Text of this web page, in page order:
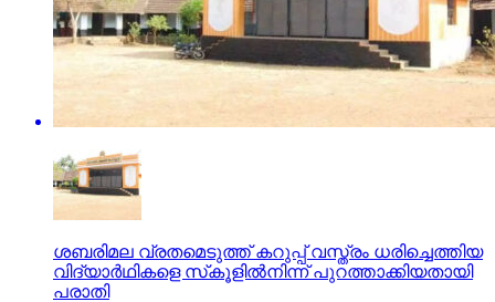
ശബരിമല വ്രതമെടുത്ത് കറുപ്പ് വസ്ത്രം ധരിച്ചെത്തിയ
വിദ്യാര്‍ഥികളെ സ്‌കൂളില്‍നിന്ന് പുറത്താക്കിയതായി
പരാതി